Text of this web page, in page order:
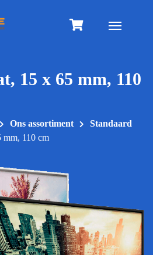
Toggle
15 x 65 mm, 110
Ons assortiment
Standaard
110 cm